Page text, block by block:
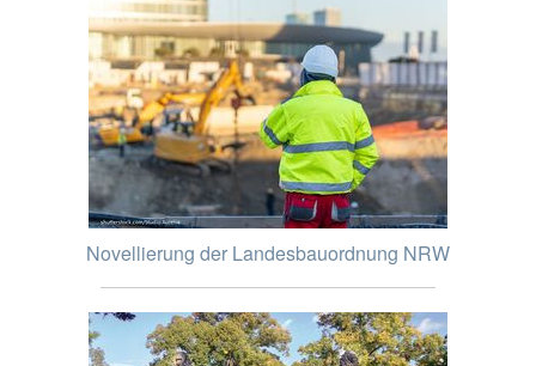
Novellierung der Landesbauordnung NRW